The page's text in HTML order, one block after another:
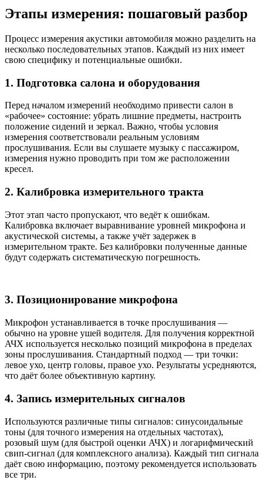
Этапы измерения: пошаговый разбор
Процесс измерения акустики автомобиля можно разделить на
несколько последовательных этапов. Каждый из них имеет
свою специфику и потенциальные ошибки.
1. Подготовка салона и оборудования
Перед началом измерений необходимо привести салон в
«рабочее» состояние: убрать лишние предметы, настроить
положение сидений и зеркал. Важно, чтобы условия
измерения соответствовали реальным условиям
прослушивания. Если вы слушаете музыку с пассажиром,
измерения нужно проводить при том же расположении
кресел.
2. Калибровка измерительного тракта
Этот этап часто пропускают, что ведёт к ошибкам.
Калибровка включает выравнивание уровней микрофона и
акустической системы, а также учёт задержек в
измерительном тракте. Без калибровки полученные данные
будут содержать систематическую погрешность.
3. Позиционирование микрофона
Микрофон устанавливается в точке прослушивания —
обычно на уровне ушей водителя. Для получения корректной
АЧХ используется несколько позиций микрофона в пределах
зоны прослушивания. Стандартный подход — три точки:
левое ухо, центр головы, правое ухо. Результаты усредняются,
что даёт более объективную картину.
4. Запись измерительных сигналов
Используются различные типы сигналов: синусоидальные
тоны (для точного измерения на отдельных частотах),
розовый шум (для быстрой оценки АЧХ) и логарифмический
свип-сигнал (для комплексного анализа). Каждый тип сигнала
даёт свою информацию, поэтому рекомендуется использовать
все три.